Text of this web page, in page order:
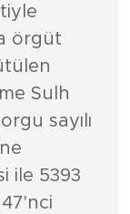
örgüt
Sulh
sayılı
ile 5393